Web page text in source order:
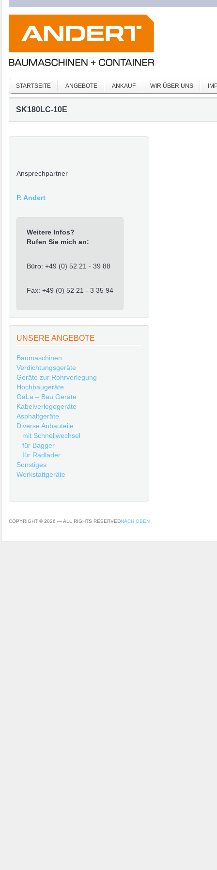
STARTSEITE ANGEBOTE ANKAUF WIR ÜBER UNS
SK180LC-10E
Ansprechpartner
P. Andert
Weitere Infos?
Rufen Sie mich an:
Büro: +49 (0) 52 21 - 39 88
Fax: +49 (0) 52 21 - 3 35 94
UNSERE ANGEBOTE
Baumaschinen
Verdichtungsgeräte
Geräte zur Rohrverlegung
Hochbaugeräte
GaLa – Bau Geräte
Kabelverlegegeräte
Asphaltgeräte
Diverse Anbauteile
mit Schnellwechsel
für Bagger
für Radlader
Sonstiges
Werkstattgeräte
COPYRIGHT © 2026 — ALL RIGHTS RESERVEDNACH OBEN